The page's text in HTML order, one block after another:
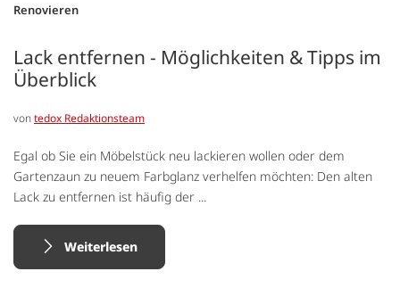
Renovieren
Lack entfernen - Möglichkeiten & Tipps im
Überblick
vontedox Redaktionsteam
Egal ob Sie ein Möbelstück neu lackieren wollen oder dem
Gartenzaun zu neuem Farbglanz verhelfen möchten: Den alten
Lack zu entfernen ist häufig der ...
Weiterlesen